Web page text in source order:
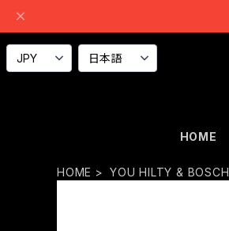
HOME
HOME YOU HILTY & BOSCH